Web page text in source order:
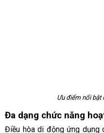
Ưu điểm nổi bật
Đa dạng chức năng
Điều hòa di động ứng dụng